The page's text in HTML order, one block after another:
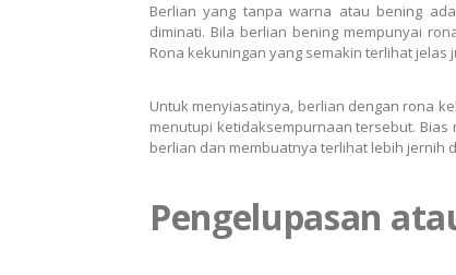
Berlian yang tanpa warna atau bening
diminati. Bila berlian bening mempunyai
Rona kekuningan yang semakin terlihat
Untuk menyiasatinya, berlian dengan rona
menutupi ketidaksempurnaan tersebut.
berlian dan membuatnya terlihat lebih jernih
Pengelupasan